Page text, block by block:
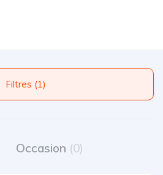
Filtres (1)
Occasion (0)